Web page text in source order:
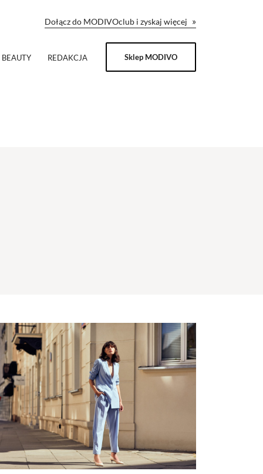
Dołącz do MODIVOclub i zyskaj więcej »
BEAUTY REDAKCJA Sklep MODIVO